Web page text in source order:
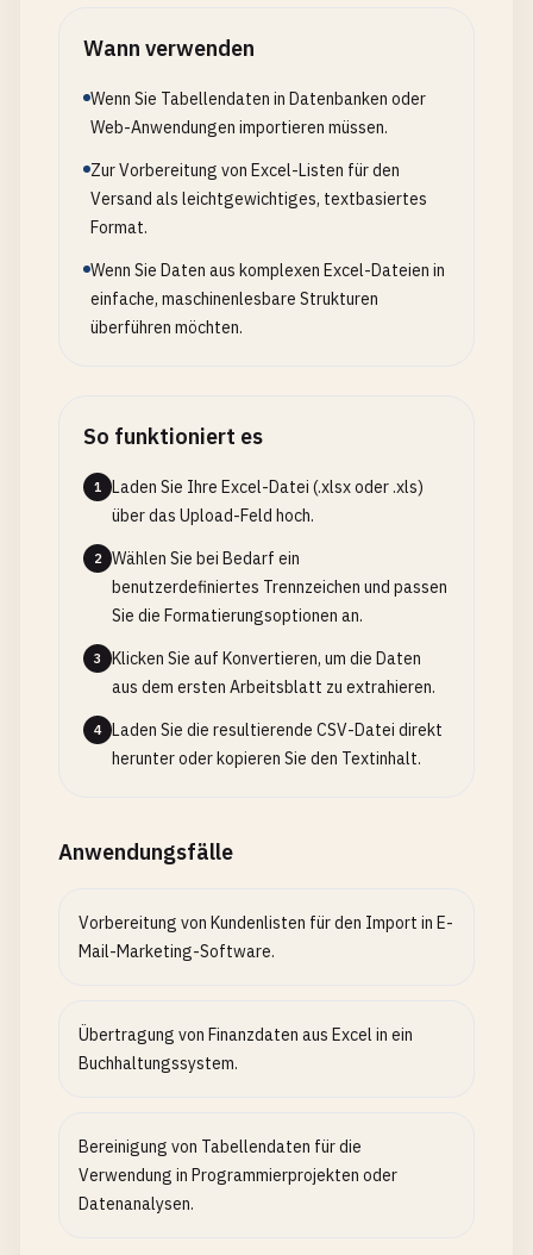
Wann verwenden
Wenn Sie Tabellendaten in Datenbanken oder
Web-Anwendungen importieren müssen.
Zur Vorbereitung von Excel-Listen für den
Versand als leichtgewichtiges, textbasiertes
Format.
Wenn Sie Daten aus komplexen Excel-Dateien in
einfache, maschinenlesbare Strukturen
überführen möchten.
So funktioniert es
1
Laden Sie Ihre Excel-Datei (.xlsx oder .xls)
über das Upload-Feld hoch.
2
Wählen Sie bei Bedarf ein
benutzerdefiniertes Trennzeichen und passen
Sie die Formatierungsoptionen an.
3
Klicken Sie auf Konvertieren, um die Daten
aus dem ersten Arbeitsblatt zu extrahieren.
4
Laden Sie die resultierende CSV-Datei direkt
herunter oder kopieren Sie den Textinhalt.
Anwendungsfälle
Vorbereitung von Kundenlisten für den Import in E-
Mail-Marketing-Software.
Übertragung von Finanzdaten aus Excel in ein
Buchhaltungssystem.
Bereinigung von Tabellendaten für die
Verwendung in Programmierprojekten oder
Datenanalysen.